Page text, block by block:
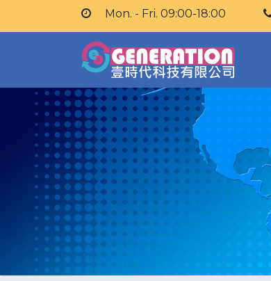
Mon. - Fri. 09:00-18:00